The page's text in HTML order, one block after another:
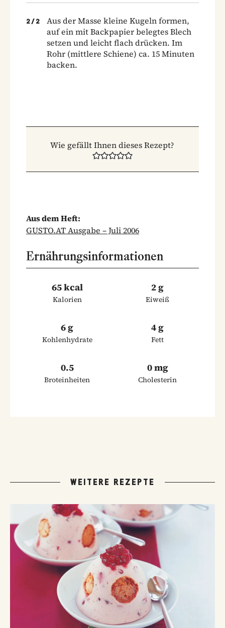
2 / 2
Aus der Masse kleine Kugeln formen,
auf ein mit Backpapier belegtes Blech
setzen und leicht flach drücken. Im
Rohr (mittlere Schiene) ca. 15 Minuten
backen.
Wie gefällt Ihnen dieses Rezept?
Aus dem Heft:
GUSTO.AT Ausgabe – Juli 2006
Ernährungsinformationen
65 kcal
Kalorien
2 g
Eiweiß
6 g
Kohlenhydrate
4 g
Fett
0.5
Broteinheiten
0 mg
Cholesterin
WEITERE REZEPTE